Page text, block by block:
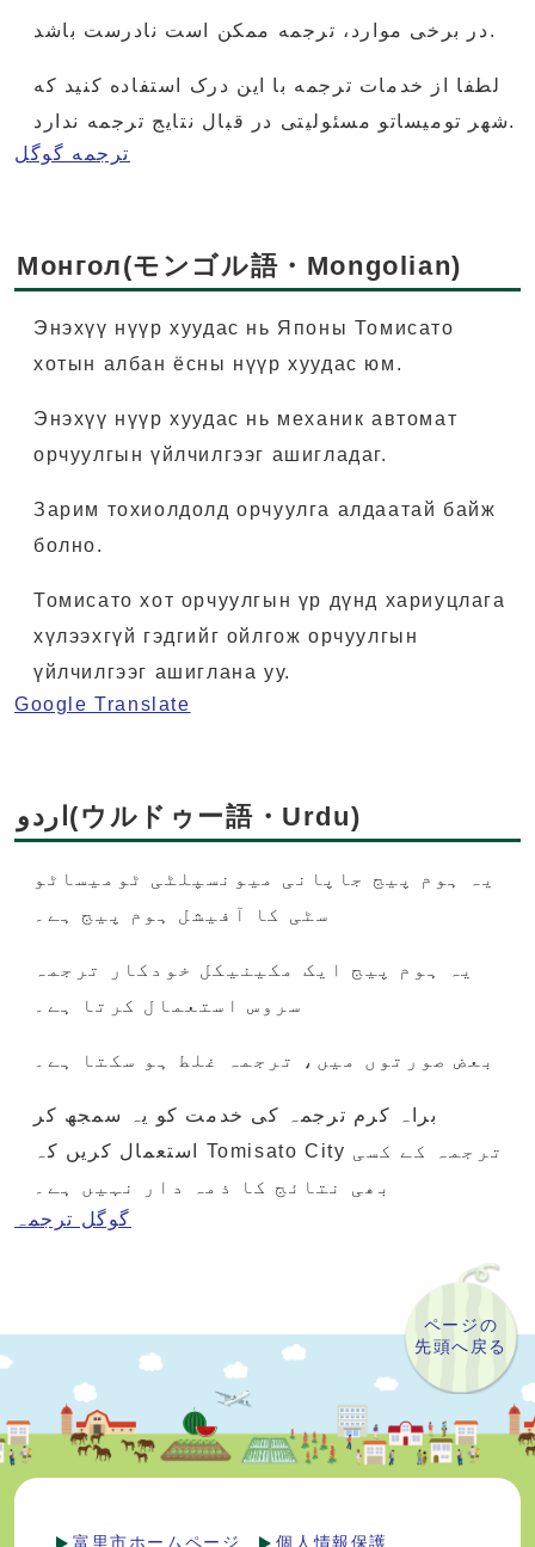
در برخی موارد، ترجمه ممکن است نادرست باشد.
لطفا از خدمات ترجمه با این درک استفاده کنید که
شهر تومیساتو مسئولیتی در قبال نتایج ترجمه ندارد.
ترجمه گوگل
Монгол(モンゴル語・Mongolian)
Энэхүү нүүр хуудас нь Японы Томисато
хотын албан ёсны нүүр хуудас юм.
Энэхүү нүүр хуудас нь механик автомат
орчуулгын үйлчилгээг ашигладаг.
Зарим тохиолдолд орчуулга алдаатай байж
болно.
Томисато хот орчуулгын үр дүнд хариуцлага
хүлээхгүй гэдгийг ойлгож орчуулгын
үйлчилгээг ашиглана уу.
Google Translate
اردو(ウルドゥー語・Urdu)
یہ ہوم پیج جاپانی میونسپلٹی ٹومیساٹو
سٹی کا آفیشل ہوم پیج ہے۔
یہ ہوم پیج ایک مکینیکل خودکار ترجمہ
سروس استعمال کرتا ہے۔
بعض صورتوں میں، ترجمہ غلط ہو سکتا ہے۔
براہ کرم ترجمہ کی خدمت کو یہ سمجھ کر
استعمال کریں کہ Tomisato City ترجمہ کے کسی
بھی نتائج کا ذمہ دار نہیں ہے۔
گوگل ترجمہ
ページの
先頭へ戻る
富里市ホームページ 個人情報保護